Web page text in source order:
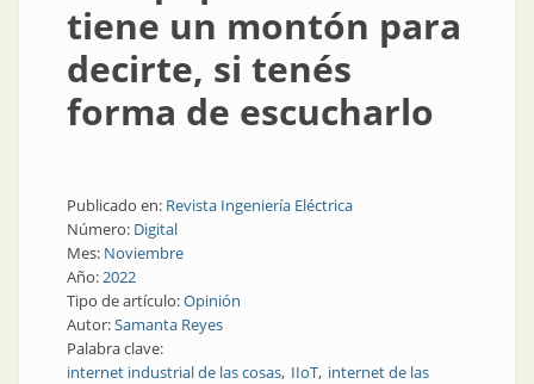
tiene un montón para
decirte, si tenés
forma de escucharlo
Publicado en: Revista Ingeniería Eléctrica
Número: Digital
Mes: Noviembre
Año:2022
Tipo de artículo:Opinión
Autor:Samanta Reyes
Palabra clave:
internet industrial de las cosas IIoT internet de las